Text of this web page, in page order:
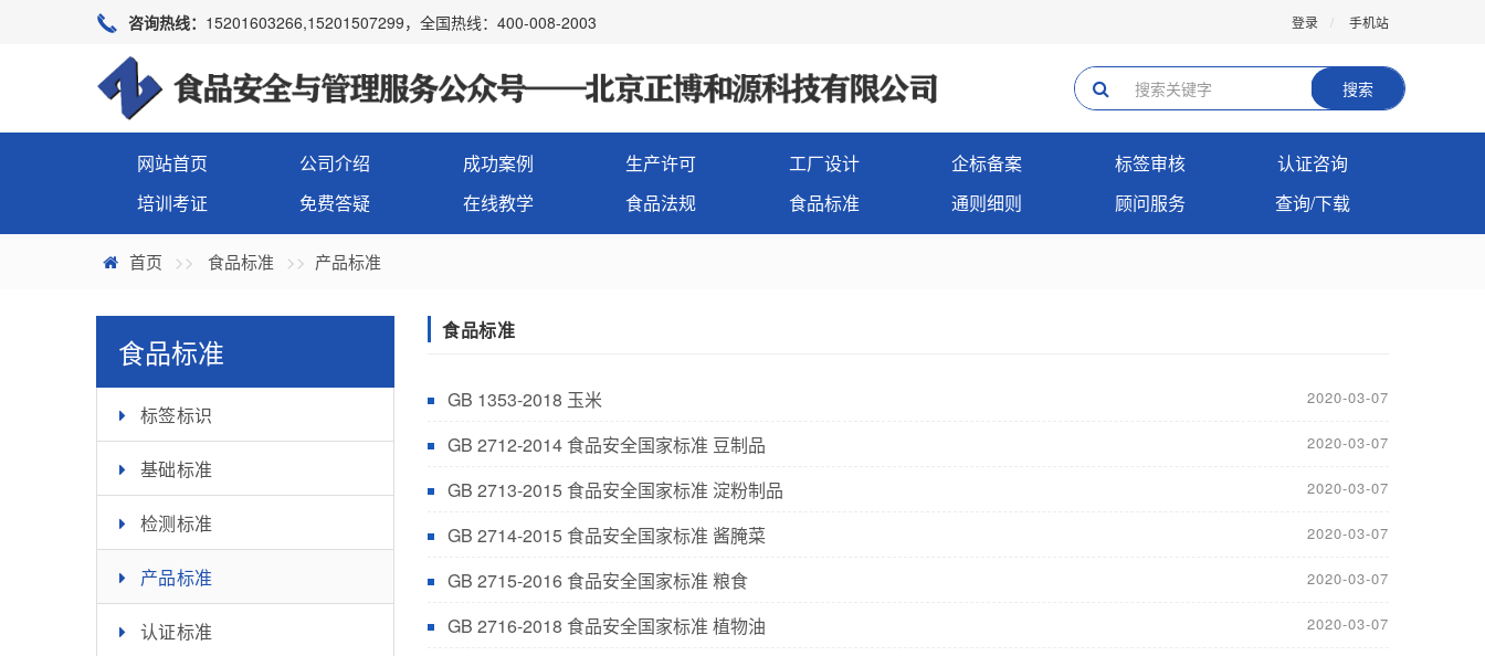
咨询热线： 15201603266,15201507299，全国热线：400-008-2003 登录 手机站
搜索
网站首页 公司介绍 成功案例 生产许可 工厂设计 企标备案 标签审核
认证咨询
培训考证
免费答疑 在线教学 食品法规 食品标准 通则细则 顾问服务 查询/下载
首页 食品标准 产品标准
食品标准
标签标识
基础标准
检测标准
产品标准
认证标准
食品标准
GB 1353-2018 玉米 2020-03-07
GB 2712-2014 食品安全国家标准 豆制品 2020-03-07
GB 2713-2015 食品安全国家标准 淀粉制品 2020-03-07
GB 2714-2015 食品安全国家标准 酱腌菜 2020-03-07
GB 2715-2016 食品安全国家标准 粮食 2020-03-07
GB 2716-2018 食品安全国家标准 植物油 2020-03-07